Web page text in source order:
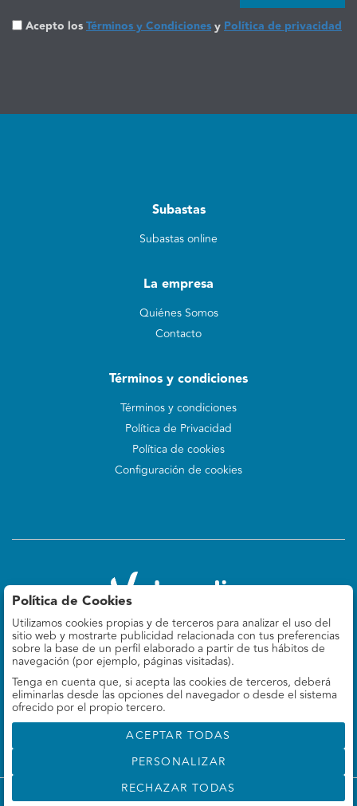
Acepto losTérminos y CondicionesyPolítica de privacidad
Subastas
Subastas online
La empresa
Quiénes Somos
Contacto
Términos y condiciones
Términos y condiciones
Política de Privacidad
Política de cookies
Configuración de cookies
Valoralia
Felipe IV 9, 5º Izq
28014 Madrid, ES
660 78 69 37
info@valoralia.es
©Valoralia- Todos los derechos reservados
Política de Cookies
Utilizamos cookies propias y de terceros para analizar el uso del
sitio web y mostrarte publicidad relacionada con tus preferencias
sobre la base de un perfil elaborado a partir de tus hábitos de
navegación (por ejemplo, páginas visitadas).
Tenga en cuenta que, si acepta las cookies de terceros, deberá
eliminarlas desde las opciones del navegador o desde el sistema
ofrecido por el propio tercero.
ACEPTAR TODAS
PERSONALIZAR
RECHAZAR TODAS